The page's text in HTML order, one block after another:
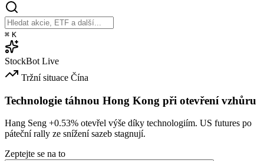
⌘ K
StockBot Live
Tržní situace Čína
Technologie táhnou Hong Kong při otevření vzhůru
Hang Seng +0.53% otevřel výše díky technologiím. US futures po
páteční rally ze snížení sazeb stagnují.
Zeptejte se na to